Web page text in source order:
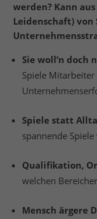
werden? Kann
Leidenschaft)
Sie woll’n doch
Spiele
Spiele statt
spannende
Qualifikation,
welchen
Mensch ärgere